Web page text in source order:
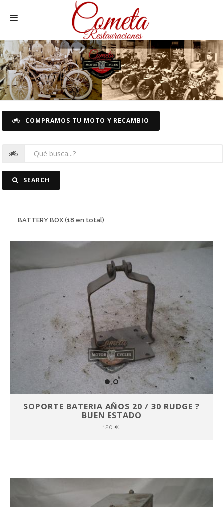
HOME
SPANISH MOTORCYCLES
MOTORCYCLE SPARE PARTS
COMPRAMOS TU MOTO Y RECAMBIO
SEARCH
BATTERY BOX (18 en total)
SOPORTE BATERIA AÑOS 20 / 30 RUDGE ?
BUEN ESTADO
120 €